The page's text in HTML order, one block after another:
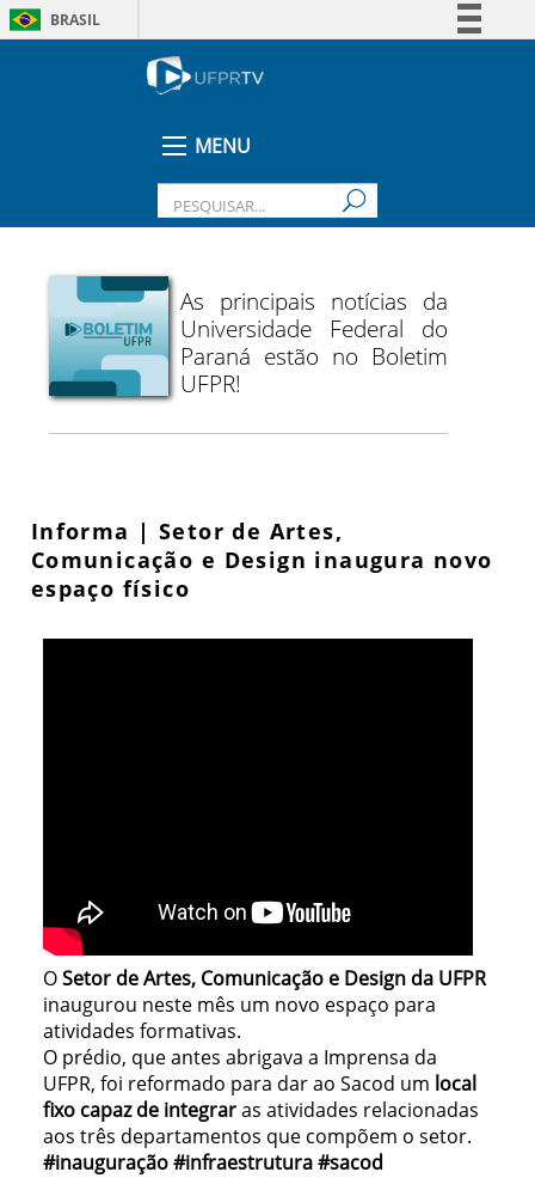
BRASIL
Legislação
MENU
As principais notícias da
Universidade Federal do
Paraná estão no Boletim
UFPR!
Informa | Setor de Artes,
Comunicação e Design inaugura novo
espaço físico
OSetor de Artes, Comunicação e Design da UFPR
inaugurou neste mês um novo espaço para
atividades formativas.
O prédio, que antes abrigava a Imprensa da
UFPR, foi reformado para dar ao Sacod um local
fixo capaz de integraras atividades relacionadas
aos três departamentos que compõem o setor.
#inauguração #infraestrutura #sacod